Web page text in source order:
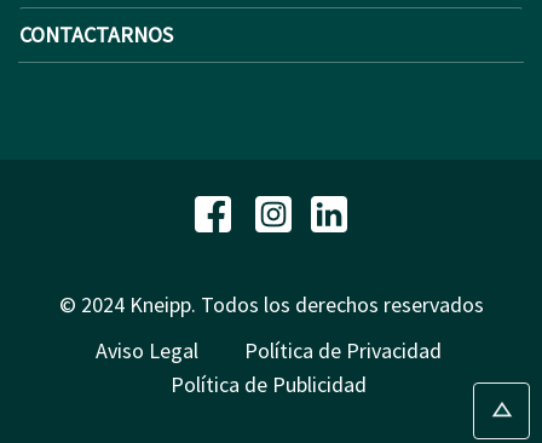
CONTACTARNOS
© 2024 Kneipp. Todos los derechos reservados
Aviso Legal
Política de Privacidad
Política de Publicidad